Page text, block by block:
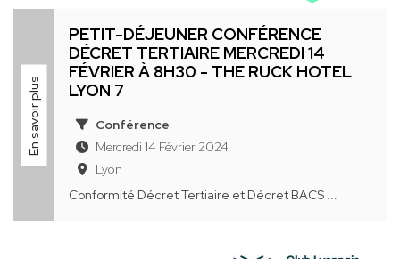
En savoir plus
PETIT-DÉJEUNER CONFÉRENCE
DÉCRET TERTIAIRE MERCREDI 14
FÉVRIER À 8H30 - THE RUCK HOTEL
LYON 7
Conférence
Mercredi 14 Février 2024
Lyon
Conformité Décret Tertiaire et Décret BACS ...